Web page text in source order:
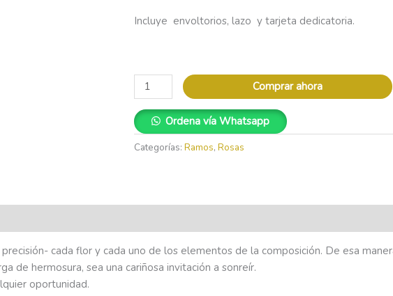
Incluye envoltorios, lazo y tarjeta dedicatoria.
Comprar ahora
Ordena vía Whatsapp
Categorías:Ramos,Rosas
cada flor y cada uno de los elementos de la composición. De esa
de hermosura, sea una cariñosa invitación a sonreír.
oportunidad.